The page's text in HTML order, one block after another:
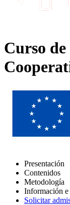
Curso
Presentación
Contenidos
Metodología
Información
Solicitar